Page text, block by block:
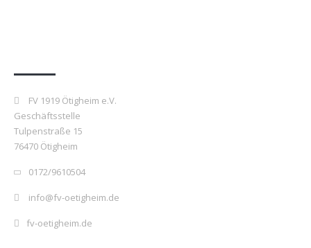
FV 1919 Ötigheim e.V.
Geschäftsstelle
Tulpenstraße 15
76470 Ötigheim
0172/9610504
info@fv-oetigheim.de
fv-oetigheim.de